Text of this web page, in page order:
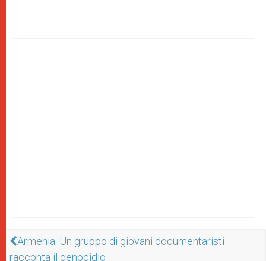
Armenia. Un gruppo di giovani documentaristi
racconta il genocidio